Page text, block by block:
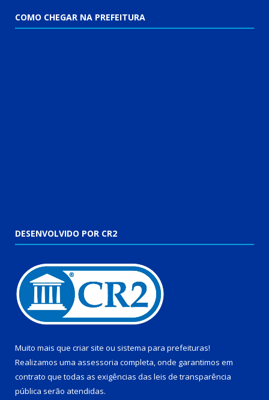
COMO CHEGAR NA PREFEITURA
DESENVOLVIDO POR CR2
Muito mais que criar site ou sistema para prefeituras!
Realizamos uma assessoria completa, onde garantimos em
contrato que todas as exigências das leis de transparência
pública serão atendidas.